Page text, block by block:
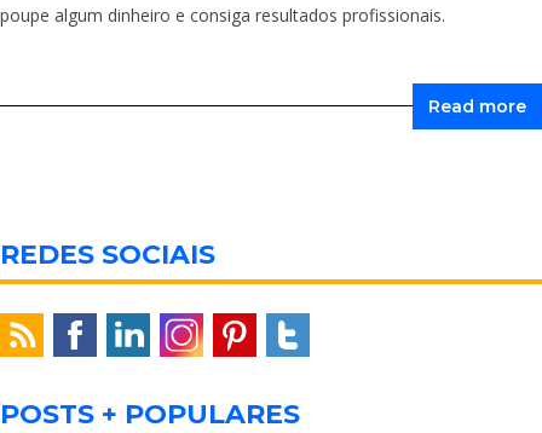
poupe algum dinheiro e consiga resultados profissionais.
Read more
REDES SOCIAIS
POSTS + POPULARES